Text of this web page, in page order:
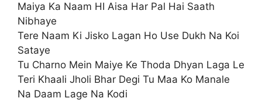
Maiya Ka Naam HI Aisa Har Pal Hai Saath
Nibhaye
Tere Naam Ki Jisko Lagan Ho Use Dukh Na Koi
Sataye
Tu Charno Mein Maiye Ke Thoda Dhyan Laga Le
Teri Khaali Jholi Bhar Degi Tu Maa Ko Manale
Na Daam Lage Na Kodi